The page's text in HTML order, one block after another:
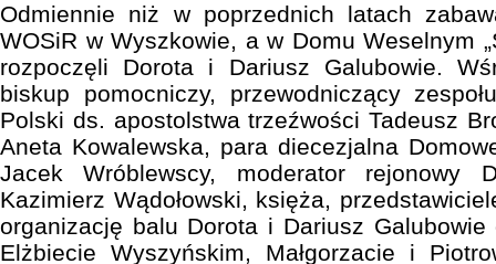
Odmiennie niż w poprzednich latach
WOSiR w Wyszkowie, a w Domu Weselnym
rozpoczęli Dorota i Dariusz Galubowie.
biskup pomocniczy, przewodniczący
Polski ds. apostolstwa trzeźwości Tadeusz
Aneta Kowalewska, para diecezjalna
Jacek Wróblewscy, moderator rejonowy
Kazimierz Wądołowski, księża,
organizację balu Dorota i Dariusz
Elżbiecie Wyszyńskim, Małgorzacie i